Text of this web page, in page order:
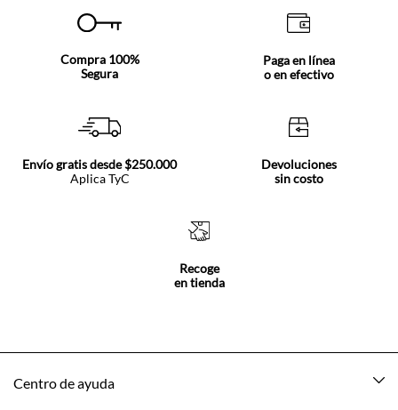
Compra 100%
Segura
Paga en línea
o en efectivo
Envío gratis desde $250.000
Aplica TyC
Devoluciones
sin costo
Recoge
en tienda
Centro de ayuda